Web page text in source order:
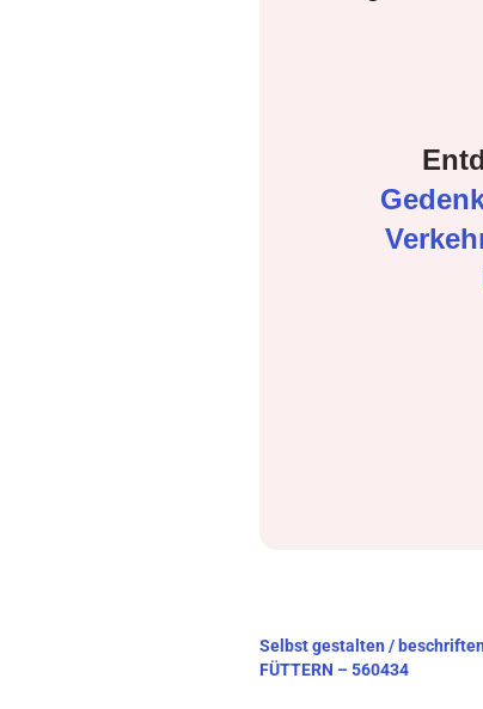
Beitragsnavigation
Selbst gestalten /
FÜTTERN – 560434